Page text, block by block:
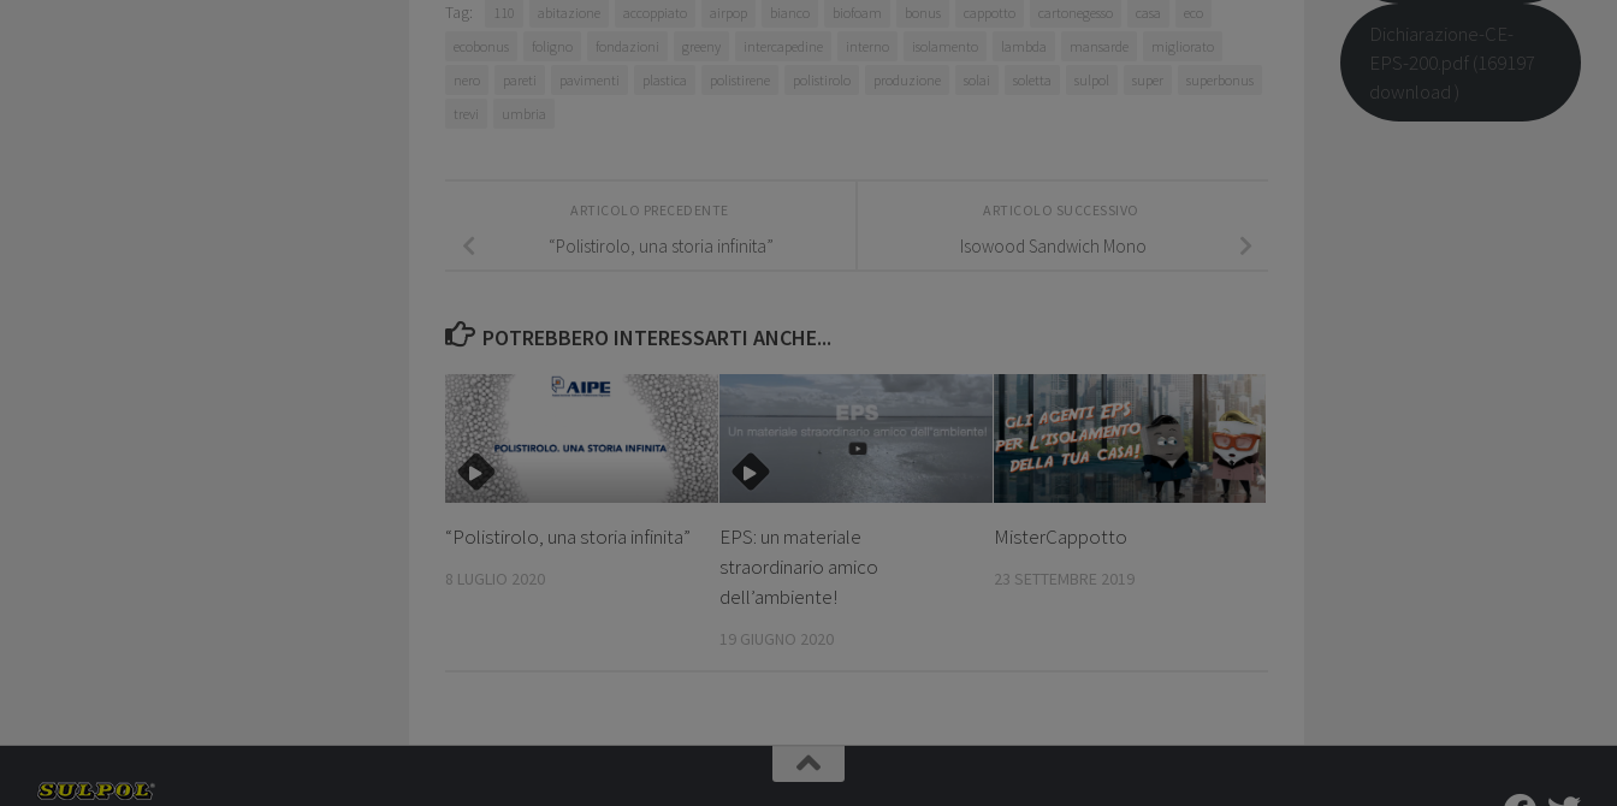
Tag: 110 abitazione accoppiato airpop bianco biofoam bonus cappotto cartonegesso casa
eco
ecobonus
foligno fondazioni greeny intercapedine interno isolamento lambda mansarde
migliorato
nero
pareti pavimenti plastica polistirene polistirolo produzione solai soletta sulpol super
superbonus
trevi
umbria
ARTICOLO SUCCESSIVO
Isowood Sandwich Mono
ARTICOLO PRECEDENTE
“Polistirolo, una storia infinita”
POTREBBERO INTERESSARTI ANCHE...
“Polistirolo, una storia infinita”
8 LUGLIO 2020
EPS: un materiale
straordinario amico
dell’ambiente!
19 GIUGNO 2020
MisterCappotto
23 SETTEMBRE 2019
Dichiarazione-CE-
EPS-200.pdf (169197
download )